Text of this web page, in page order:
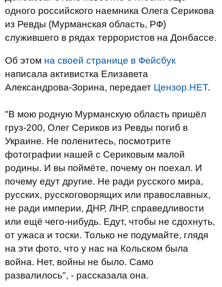
одного российского наемника Олега Серикова
из Ревды (Мурманская область, РФ)
служившего в рядах террористов на Донбассе.
Об этом на своей странице в Фейсбук
написала активистка Елизавета
Александрова-Зорина, передает Цензор.НЕТ.
"В мою родную Мурманскую область пришёл
груз-200, Олег Сериков из Ревды погиб в
Украине. Не поленитесь, посмотрите
фотографии нашей с Сериковым малой
родины. И вы поймёте, почему он поехал. И
почему едут другие. Не ради русского мира,
русских, русскоговорящих или православных,
не ради империи, ДНР, ЛНР, справедливости
или ещё чего-нибудь. Едут, чтобы не сдохнуть,
от ужаса и тоски. Только не подумайте, глядя
на эти фото, что у нас на Кольском была
война. Нет, войны не было. Само
развалилось", - рассказала она.